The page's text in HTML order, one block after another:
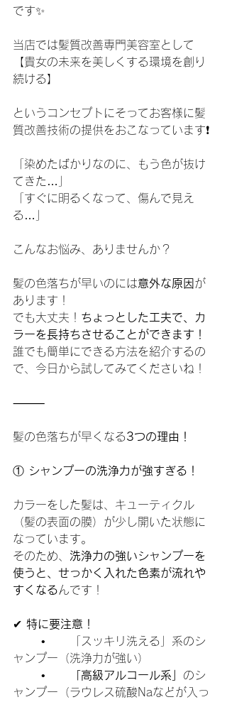
です✨
当店では髪質改善専門美容室として
【貴女の未来を美しくする環境を創り
続ける】
というコンセプトにそってお客様に髪
質改善技術の提供をおこなっています❗️
「染めたばかりなのに、もう色が抜け
てきた…」
「すぐに明るくなって、傷んで見え
る…」
こんなお悩み、ありませんか？
髪の色落ちが早いのには意外な原因 が
あります！
でも大丈夫！ ちょっとした工夫で、カ
ラーを長持ちさせることができます！
誰でも簡単にできる方法を紹介するの
で、今日から試してみてくださいね！
⸻
髪の色落ちが早くなる3つの理由！
① シャンプーの洗浄力が強すぎる！
カラーをした髪は、キューティクル
（髪の表面の膜）が少し開いた状態に
なっています。
そのため、 洗浄力の強いシャンプーを
使うと、せっかく入れた色素が流れや
すくなるんです！
✔ 特に要注意！
ャンプー（洗浄力が強い）
「高級アルコール系」 のシ
ャンプー（ラウレス硫酸Naなどが入っ